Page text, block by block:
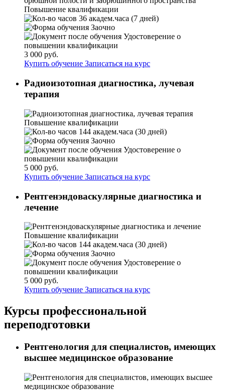
Повышение квалификации
36 академ.часа (7 дней)
Заочно
Удостоверение о
повышении квалификации
3 000 руб.
Купить обучение Записаться на курс
Радиоизотопная диагностика, лучевая
терапия
Повышение квалификации
144 академ.часа (30 дней)
Заочно
Удостоверение о
повышении квалификации
5 000 руб.
Купить обучение Записаться на курс
Рентгенэндоваскулярные диагностика и
лечение
Повышение квалификации
144 академ.часа (30 дней)
Заочно
Удостоверение о
повышении квалификации
5 000 руб.
Купить обучение Записаться на курс
Курсы профессиональной
переподготовки
Рентгенология для специалистов, имеющих
высшее медицинское образование